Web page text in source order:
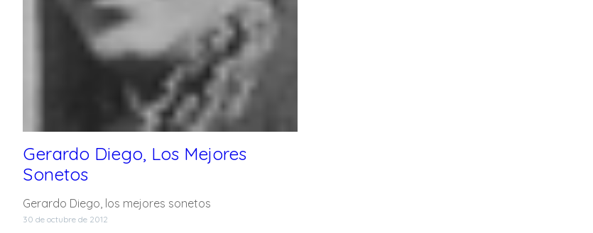
Gerardo Diego, Los Mejores
Sonetos
Gerardo Diego, los mejores sonetos
30 de octubre de 2012